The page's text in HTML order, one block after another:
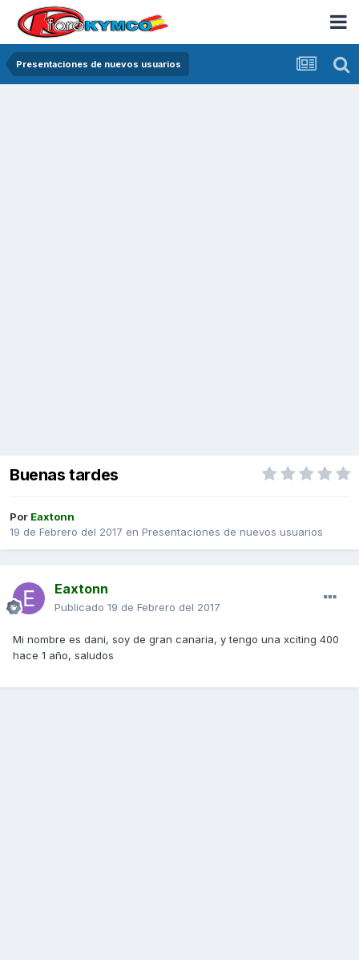
Presentaciones de nuevos usuarios
Buenas tardes
Por Eaxtonn
19 de Febrero del 2017 en Presentaciones de nuevos usuarios
Eaxtonn
Publicado 19 de Febrero del 2017
Mi nombre es dani, soy de gran canaria, y tengo una xciting 400
hace 1 año, saludos